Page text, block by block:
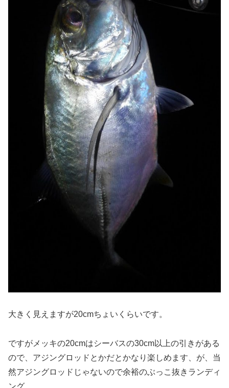
大きく見えますが20cmちょいくらいです。
ですがメッキの20cmはシーバスの30cm以上の引きがある
ので、アジングロッドとかだとかなり楽しめます、が、当
然アジングロッドじゃないので余裕のぶっこ抜きランディ
ング。